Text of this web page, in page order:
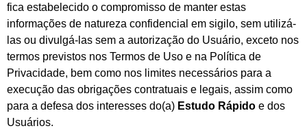
fica estabelecido o compromisso de manter estas
informações de natureza confidencial em sigilo, sem utilizá-
las ou divulgá-las sem a autorização do Usuário, exceto nos
termos previstos nos Termos de Uso e na Política de
Privacidade, bem como nos limites necessários para a
execução das obrigações contratuais e legais, assim como
para a defesa dos interesses do(a) Estudo Rápido e dos
Usuários.